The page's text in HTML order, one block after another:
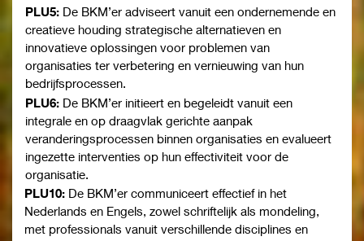
PLU5: De BKM’er adviseert vanuit een ondernemende en
creatieve houding strategische alternatieven en
innovatieve oplossingen voor problemen van
organisaties ter verbetering en vernieuwing van hun
bedrijfsprocessen.
PLU6: De BKM’er initieert en begeleidt vanuit een
integrale en op draagvlak gerichte aanpak
veranderingsprocessen binnen organisaties en evalueert
ingezette interventies op hun effectiviteit voor de
organisatie.
PLU10: De BKM’er communiceert effectief in het
Nederlands en Engels, zowel schriftelijk als mondeling,
met professionals vanuit verschillende disciplines en